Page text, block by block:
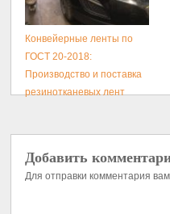
Конвейерные ленты по
ГОСТ 20-2018:
Производство и поставка
резинотканевых лент
Добавить
Для отправки комментария